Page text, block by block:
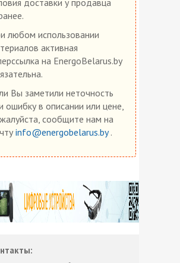
любом использовании
активная
на EnergoBelarus.by
Вы заметили неточность
ошибку в описании или цене,
сообщите нам на
info@energobelarus.by.